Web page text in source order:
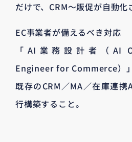
だけで、CRM～販促が自動化
EC事業者が備えるべき対応
「AI業務設計者（AI
Engineer for Commerce）」
既存のCRM／MA／在庫連
行構築すること。